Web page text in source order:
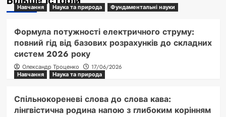
Навчання Наука та природа Фундаментальні науки
Формула потужності електричного струму:
повний гід від базових розрахунків до складних
систем 2026 року
Олександр Троценко
17/06/2026
Навчання
Наука та природа
Спільнокореневі слова до слова кава:
лінгвістична родина напою з глибоким корінням